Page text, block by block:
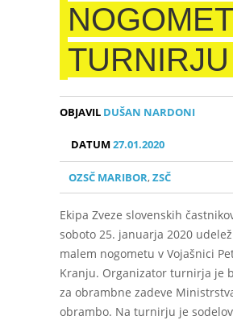
TURNIRJU
OBJAVIL DUŠAN NARDONI
DATUM27.01.2020
OZSČ MARIBOR,ZSČ
Ekipa Zveze slovenskih
soboto 25. januarja 2020
malem nogometu v Vojašnici
Kranju. Organizator turnirja je
za obrambne zadeve
obrambo. Na turnirju je